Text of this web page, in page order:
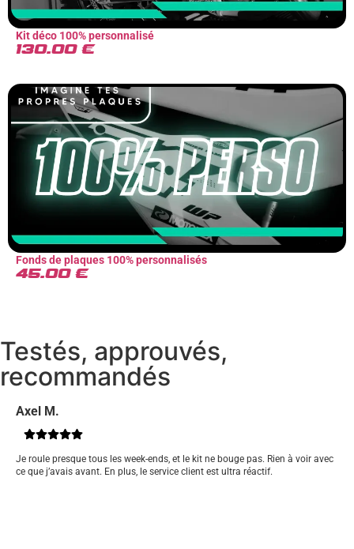
Kit déco 100% personnalisé
130.00 €
Fonds de plaques 100% personnalisés
45.00 €
Testés, approuvés,
recommandés
Axel M.
Je roule presque tous les week-ends, et le kit ne bouge pas. Rien à voir avec
ce que j’avais avant. En plus, le service client est ultra réactif.